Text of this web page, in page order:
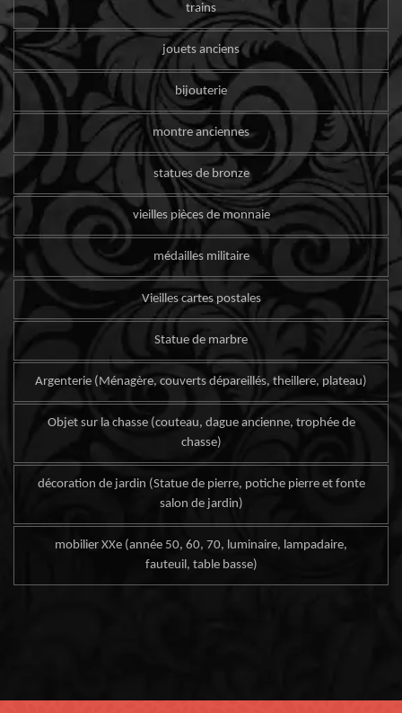
trains
jouets anciens
bijouterie
montre anciennes
statues de bronze
vieilles pièces de monnaie
médailles militaire
Vieilles cartes postales
Statue de marbre
Argenterie (Ménagère, couverts dépareillés, theillere, plateau)
Objet sur la chasse (couteau, dague ancienne, trophée de
chasse)
décoration de jardin (Statue de pierre, potiche pierre et fonte
salon de jardin)
mobilier XXe (année 50, 60, 70, luminaire, lampadaire,
fauteuil, table basse)